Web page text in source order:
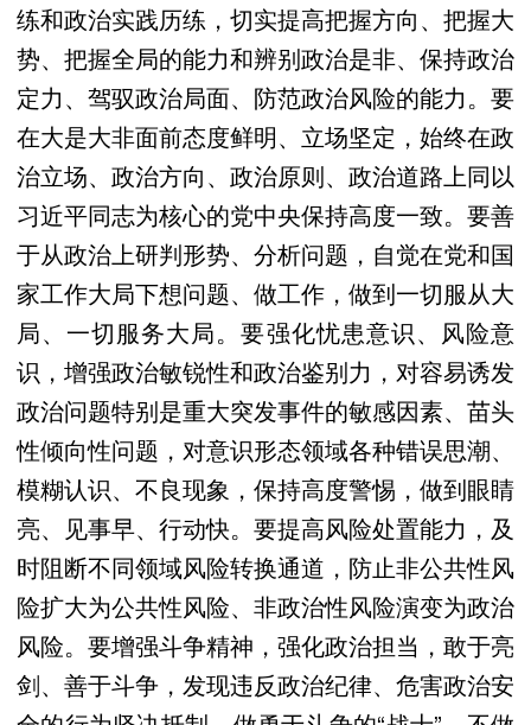
练和政治实践历练，切实提高把握方向、把握大
势、把握全局的能力和辨别政治是非、保持政治
定力、驾驭政治局面、防范政治风险的能力。要
在大是大非面前态度鲜明、立场坚定，始终在政
治立场、政治方向、政治原则、政治道路上同以
习近平同志为核心的党中央保持高度一致。要善
于从政治上研判形势、分析问题，自觉在党和国
家工作大局下想问题、做工作，做到一切服从大
局、一切服务大局。要强化忧患意识、风险意
识，增强政治敏锐性和政治鉴别力，对容易诱发
政治问题特别是重大突发事件的敏感因素、苗头
性倾向性问题，对意识形态领域各种错误思潮、
模糊认识、不良现象，保持高度警惕，做到眼睛
亮、见事早、行动快。要提高风险处置能力，及
时阻断不同领域风险转换通道，防止非公共性风
险扩大为公共性风险、非政治性风险演变为政治
风险。要增强斗争精神，强化政治担当，敢于亮
剑、善于斗争，发现违反政治纪律、危害政治安